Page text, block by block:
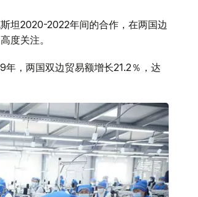
坦2020-2022年间的合作，在两国边
度关注。
，两国双边贸易额增长21.2％，达